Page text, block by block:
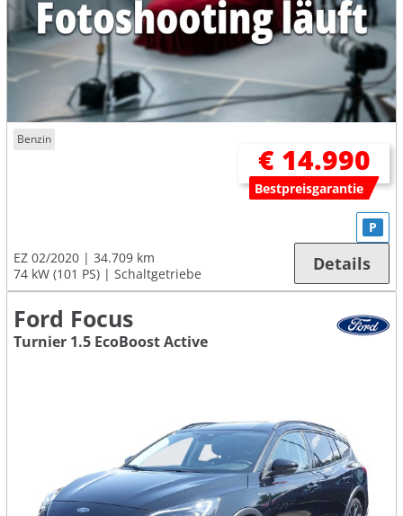
Benzin
€ 14.990
Bestpreisgarantie
EZ 02/2020
34.709 km
74 kW (101 PS)
Schaltgetriebe
P
Details
Ford Focus
Turnier 1.5 EcoBoost Active